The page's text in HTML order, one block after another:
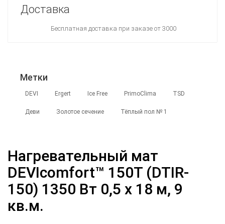
Доставка
Бесплатная доставка при заказе от 3000
Метки
DEVI Ergert Ice Free PrimoClima TSD
Деви Золотое сечение Тёплый пол № 1
Нагревательный мат
DEVIcomfort™ 150T (DTIR-
150) 1350 Вт 0,5 x 18 м, 9
кв.м.